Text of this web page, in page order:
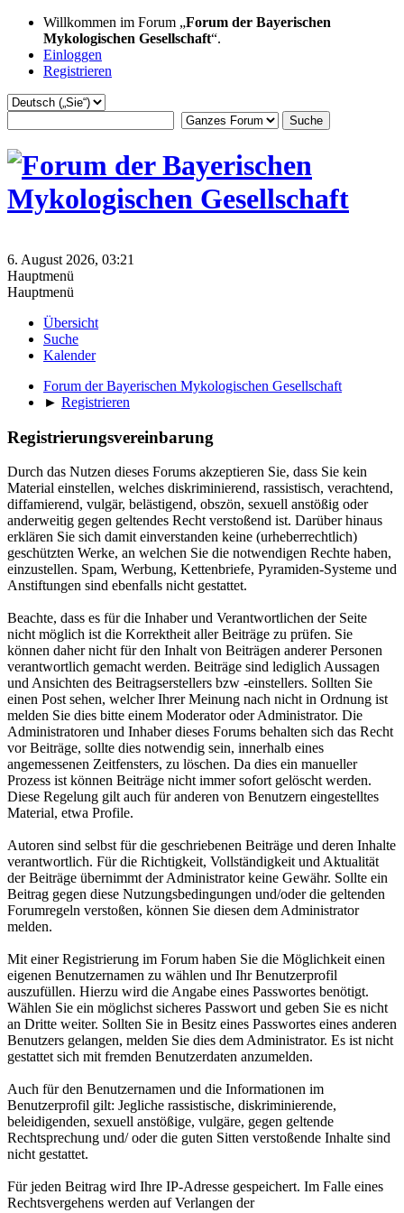
Willkommen im Forum „Forum der Bayerischen
Mykologischen Gesellschaft“.
Einloggen
Registrieren
6. August 2026, 03:21
Hauptmenü
Hauptmenü
Übersicht
Suche
Kalender
Forum der Bayerischen Mykologischen Gesellschaft
► Registrieren
Registrierungsvereinbarung
Durch das Nutzen dieses Forums akzeptieren Sie, dass Sie kein
Material einstellen, welches diskriminierend, rassistisch, verachtend,
diffamierend, vulgär, belästigend, obszön, sexuell anstößig oder
anderweitig gegen geltendes Recht verstoßend ist. Darüber hinaus
erklären Sie sich damit einverstanden keine (urheberrechtlich)
geschützten Werke, an welchen Sie die notwendigen Rechte haben,
einzustellen. Spam, Werbung, Kettenbriefe, Pyramiden-Systeme und
Anstiftungen sind ebenfalls nicht gestattet.
Beachte, dass es für die Inhaber und Verantwortlichen der Seite
nicht möglich ist die Korrektheit aller Beiträge zu prüfen. Sie
können daher nicht für den Inhalt von Beiträgen anderer Personen
verantwortlich gemacht werden. Beiträge sind lediglich Aussagen
und Ansichten des Beitragserstellers bzw -einstellers. Sollten Sie
einen Post sehen, welcher Ihrer Meinung nach nicht in Ordnung ist
melden Sie dies bitte einem Moderator oder Administrator. Die
Administratoren und Inhaber dieses Forums behalten sich das Recht
vor Beiträge, sollte dies notwendig sein, innerhalb eines
angemessenen Zeitfensters, zu löschen. Da dies ein manueller
Prozess ist können Beiträge nicht immer sofort gelöscht werden.
Diese Regelung gilt auch für anderen von Benutzern eingestelltes
Material, etwa Profile.
Autoren sind selbst für die geschriebenen Beiträge und deren Inhalte
verantwortlich. Für die Richtigkeit, Vollständigkeit und Aktualität
der Beiträge übernimmt der Administrator keine Gewähr. Sollte ein
Beitrag gegen diese Nutzungsbedingungen und/oder die geltenden
Forumregeln verstoßen, können Sie diesen dem Administrator
melden.
Mit einer Registrierung im Forum haben Sie die Möglichkeit einen
eigenen Benutzernamen zu wählen und Ihr Benutzerprofil
auszufüllen. Hierzu wird die Angabe eines Passwortes benötigt.
Wählen Sie ein möglichst sicheres Passwort und geben Sie es nicht
an Dritte weiter. Sollten Sie in Besitz eines Passwortes eines anderen
Benutzers gelangen, melden Sie dies dem Administrator. Es ist nicht
gestattet sich mit fremden Benutzerdaten anzumelden.
Auch für den Benutzernamen und die Informationen im
Benutzerprofil gilt: Jegliche rassistische, diskriminierende,
beleidigenden, sexuell anstößige, vulgäre, gegen geltende
Rechtsprechung und/ oder die guten Sitten verstoßende Inhalte sind
nicht gestattet.
Für jeden Beitrag wird Ihre IP-Adresse gespeichert. Im Falle eines
Rechtsvergehens werden auf Verlangen der